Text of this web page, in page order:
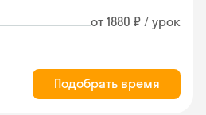
от 1880 ₽ / урок
Подобрать время